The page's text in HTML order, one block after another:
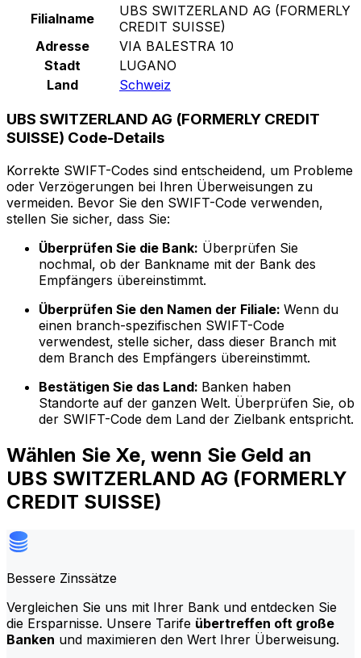
Filialname
UBS SWITZERLAND AG (FORMERLY
CREDIT SUISSE)
Adresse
VIA BALESTRA 10
Stadt
LUGANO
Land
Schweiz
UBS SWITZERLAND AG (FORMERLY CREDIT
SUISSE) Code-Details
Korrekte SWIFT-Codes sind entscheidend, um Probleme
oder Verzögerungen bei Ihren Überweisungen zu
vermeiden. Bevor Sie den SWIFT-Code verwenden,
stellen Sie sicher, dass Sie:
Überprüfen Sie die Bank: Überprüfen Sie
nochmal, ob der Bankname mit der Bank des
Empfängers übereinstimmt.
Überprüfen Sie den Namen der Filiale: Wenn du
einen branch-spezifischen SWIFT-Code
verwendest, stelle sicher, dass dieser Branch mit
dem Branch des Empfängers übereinstimmt.
Bestätigen Sie das Land: Banken haben
Standorte auf der ganzen Welt. Überprüfen Sie, ob
der SWIFT-Code dem Land der Zielbank entspricht.
Wählen Sie Xe, wenn Sie Geld an
UBS SWITZERLAND AG (FORMERLY
CREDIT SUISSE)
Bessere Zinssätze
Vergleichen Sie uns mit Ihrer Bank und entdecken Sie
die Ersparnisse. Unsere Tarife übertreffen oft große
Banken und maximieren den Wert Ihrer Überweisung.